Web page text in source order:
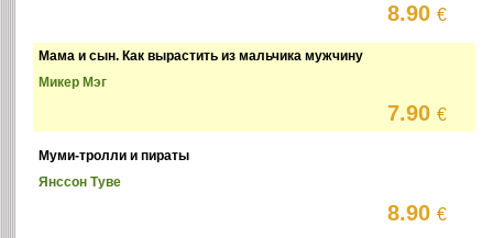
8.90€
Мама и сын. Как вырастить из мальчика мужчину
Микер Мэг
7.90€
Муми-тролли и пираты
Янссон Туве
8.90€